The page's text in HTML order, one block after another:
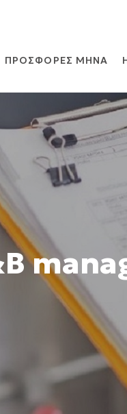
ΠΡΟΣΦΟΡΕΣ ΜΗΝΑ